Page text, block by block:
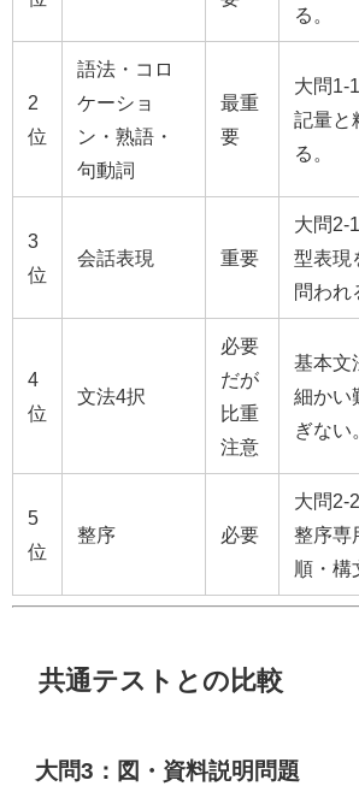
る。
2
位
語法・コロ
ケーショ
ン・熟語・
句動詞
最重
要
大問1-
記量と
る。
3
位
会話表現 重要
大問2-
型表現
問われ
4
位
文法4択
必要
だが
比重
注意
基本文
細かい
ぎない
5
位
整序 必要
大問2-
整序専
順・構
共通テストとの比較
大問3：図・資料説明問題